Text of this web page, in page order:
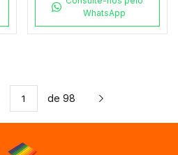
WhatsApp
de 98